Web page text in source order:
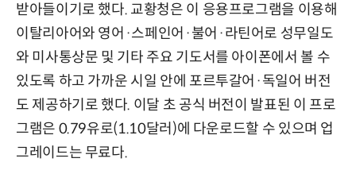
받아들이기로 했다. 교황청은 이 응용프로그램을 이용해
이탈리아어와 영어·스페인어·불어·라틴어로 성무일도
와 미사통상문 및 기타 주요 기도서를 아이폰에서 볼 수
있도록 하고 가까운 시일 안에 포르투갈어·독일어 버전
도 제공하기로 했다. 이달 초 공식 버전이 발표된 이 프로
그램은 0.79유로(1.10달러)에 다운로드할 수 있으며 업
그레이드는 무료다.